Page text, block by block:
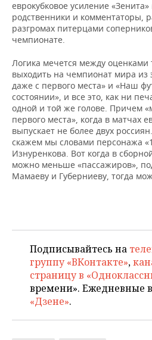
еврокубковое усиление
родственники и комментаторы,
разгромах питерцами
чемпионате.
Логика мечется между
выходить на чемпионат мира из
даже с первого места» и «Наш
состоянии», и все это, как ни
одной и той же голове. Причем
первого места», когда в матчах
выпускает не более двух
скажем мы словами персонажа
Изнуренкова. Вот когда в
можно меньше «пассажиров»,
Мамаеву и Губерниеву, тогда
Подписывайтесь на
группу «ВКонтакте»,
страницу в
времени». Ежедневные
«Дзене».